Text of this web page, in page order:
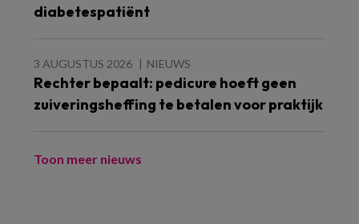
diabetespatiënt
3 AUGUSTUS 2026 NIEUWS
Rechter bepaalt: pedicure hoeft geen
zuiveringsheffing te betalen voor praktijk
Toon meer nieuws